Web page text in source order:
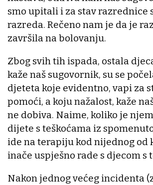
smo upitali i za stav razrednice
razreda. Rečeno nam je da je
završila na bolovanju.
Zbog svih tih ispada, ostala
kaže naš sugovornik, su se
djeteta koje evidentno, vapi za
pomoći, a koju nažalost, kaže
ne dobiva. Naime, koliko je
dijete s teškoćama iz
ide na terapiju kod nijednog od
inače uspješno rade s djecom s
Nakon jednog većeg incidenta